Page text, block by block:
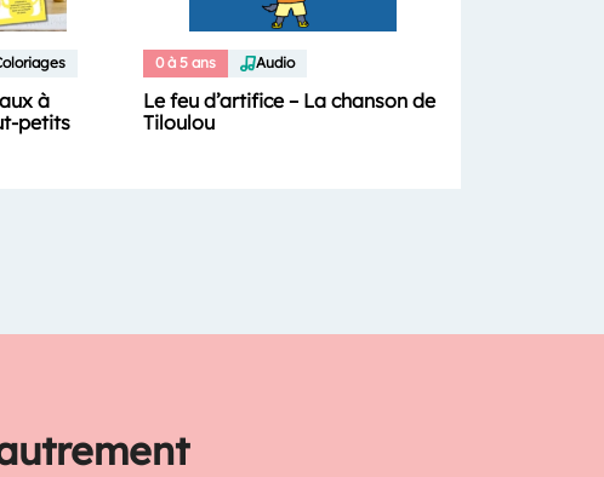
à
petits
0 à 5 ans Audio
Le feu d’artifice – La chanson de
Tiloulou